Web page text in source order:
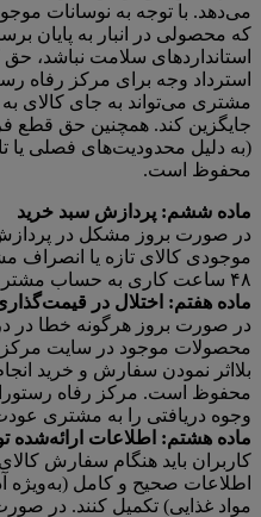
می‌دهد. با توجه به نوسانات
که محصولی در انبار به پایان
استانداردهای سلامت نباشد،
استرداد وجه برای مرکز رفاه
مشتری می‌تواند به جای کالای
جایگزین کند. همچنین حق قطع
(به دلیل محدودیت‌های فصلی یا
محفوظ است.
ماده ششم: پردازش سبد خرید
در صورت بروز مشکل در پردازش
۴۸ ساعت کاری به حساب مشتری واریز خواهد شد.
ماده هفتم: اختلال در
در صورت بروز هرگونه خطا در
محصولات موجود در سایت مرکز
بلااثر نمودن سفارش و خرید
محفوظ است. مرکز رفاه
وجوه دریافتی را به مشتری
ماده هشتم: اطلاعات
کاربران باید هنگام سفارش
اطلاعات صحیح و کامل (به‌ویژه
مواد غذایی) تکمیل کنند. در